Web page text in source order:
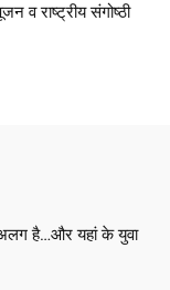
व राष्ट्रीय संगोष्ठी
है…और यहां के युवा